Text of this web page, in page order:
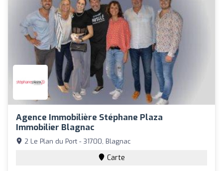
Agence Immobilière Stéphane Plaza
Immobilier Blagnac
2 Le Plan du Port - 31700, Blagnac
Carte